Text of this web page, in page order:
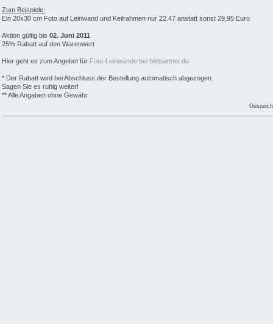
Zum Beispiele:
Ein 20x30 cm Foto auf Leinwand und Keilrahmen nur 22.47 anstatt sonst 29,95 Euro
Aktion gültig bis 02. Juni 2011
25% Rabatt auf den Warenwert
Hier geht es zum Angebot für Foto-Leinwände bei bildpartner.de
* Der Rabatt wird bei Abschluss der Bestellung automatisch abgezogen.
Sagen Sie es ruhig weiter!
** Alle Angaben ohne Gewähr